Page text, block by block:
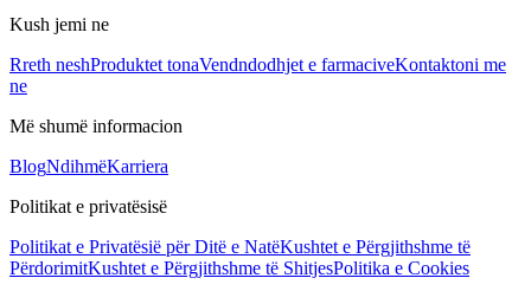
Kush jemi ne
Rreth neshProduktet tonaVendndodhjet e farmaciveKontaktoni me
ne
Më shumë informacion
BlogNdihmëKarriera
Politikat e privatësisë
Politikat e Privatësië për Ditë e NatëKushtet e Përgjithshme të
PërdorimitKushtet e Përgjithshme të ShitjesPolitika e Cookies